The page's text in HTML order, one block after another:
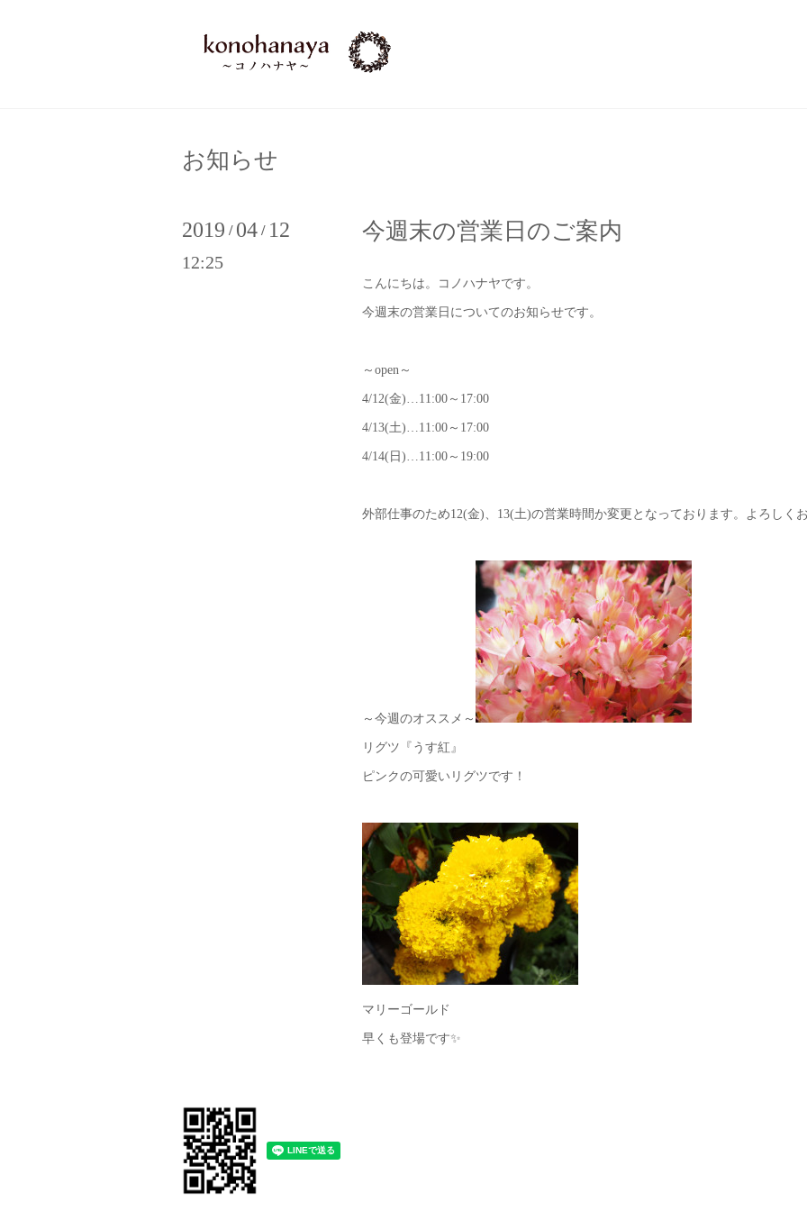
お知らせ
2019 / 04 / 12
12:25
今週末の営業日のご案内
こんにちは。コノハナヤです。
今週末の営業日についてのお知らせです。
～open～
4/12(金)…11:00～17:00
4/13(土)…11:00～17:00
4/14(日)…11:00～19:00
外部仕事のため12(金)、13(土)の営業時間か変更となっております。よろしく
～今週のオススメ～
リグツ『うす紅』
ピンクの可愛いリグツです！
マリーゴールド
早くも登場です✨